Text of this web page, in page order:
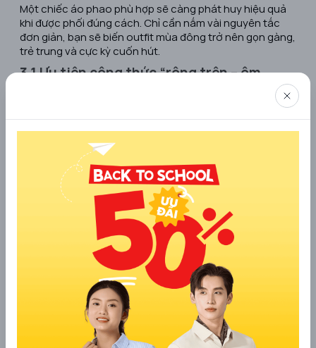
Một chiếc áo phao phù hợp sẽ càng phát huy hiệu quả
khi được phối đúng cách. Chỉ cần nắm vài nguyên tắc
đơn giản, bạn sẽ biến outfit mùa đông trở nên gọn gàng,
trẻ trung và cực kỳ cuốn hút.
3.1 Ưu tiên công thức “rộng trên – ôm
quần skinny, quần jeans ôm, hoặc chân váy len dáng
ôm để tạo sự cân bằng. Cách phối này giúp tổng thể
trông thanh thoát, tránh cảm giác bị “nuốt dáng” mà
vẫn đảm bảo sự ấm áp.